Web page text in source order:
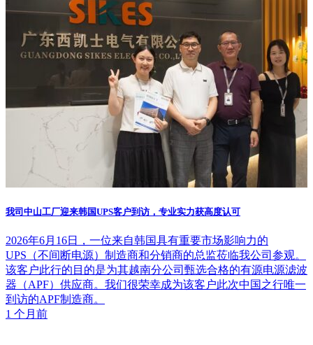
我司中山工厂迎来韩国UPS客户到访，专业实力获高度认可
2026年6月16日，一位来自韩国具有重要市场影响力的
UPS（不间断电源）制造商和分销商的总监莅临我公司参观。
该客户此行的目的是为其越南分公司甄选合格的有源电源滤波
器（APF）供应商。我们很荣幸成为该客户此次中国之行唯一
到访的APF制造商。
1 个月前